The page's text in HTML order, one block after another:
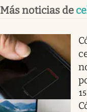
Más noticias de